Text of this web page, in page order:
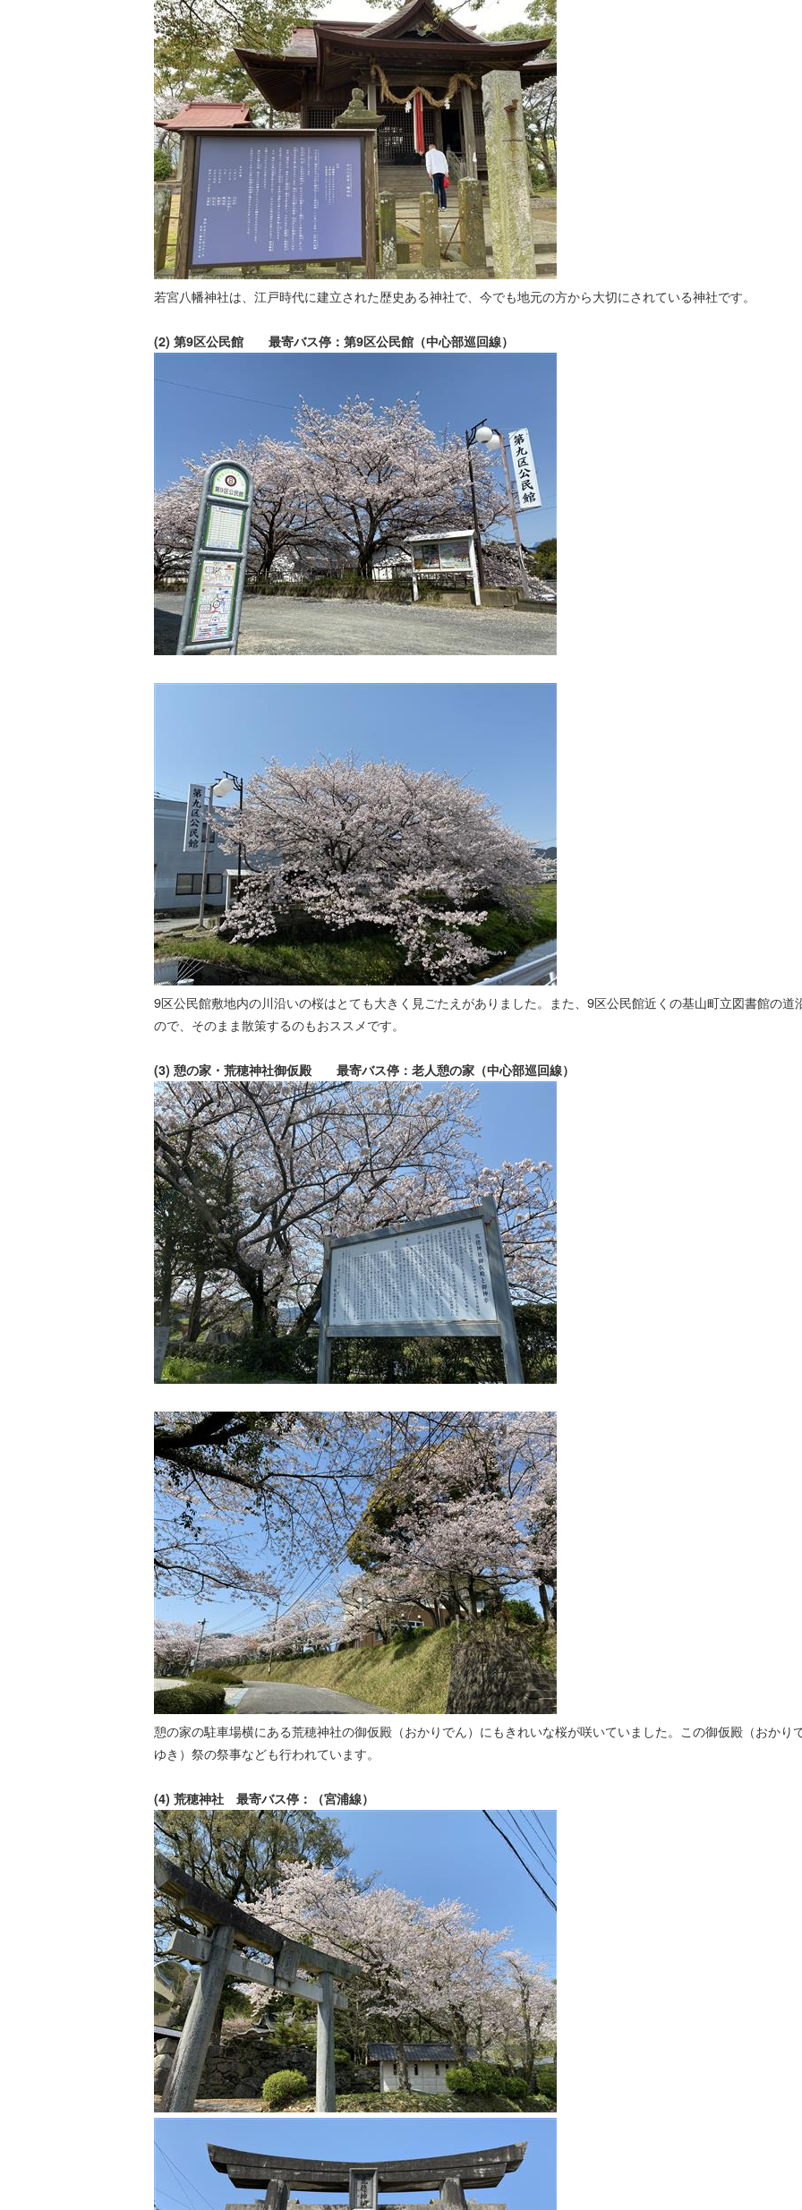
若宮八幡神社は、江戸時代に建立された歴史ある神社で、今でも地元の方から大切にされている神社です。
(2) 第9区公民館 最寄バス停：第9区公民館（中心部巡回線）
9区公民館敷地内の川沿いの桜はとても大きく見ごたえがありました。また、9区公民館近くの基山町立図書館の
ので、そのまま散策するのもおススメです。
(3) 憩の家・荒穂神社御仮殿 最寄バス停：老人憩の家（中心部巡回線）
憩の家の駐車場横にある荒穂神社の御仮殿（おかりでん）にもきれいな桜が咲いていました。この御仮殿（おかり
ゆき）祭の祭事なども行われています。
(4) 荒穂神社 最寄バス停：（宮浦線）